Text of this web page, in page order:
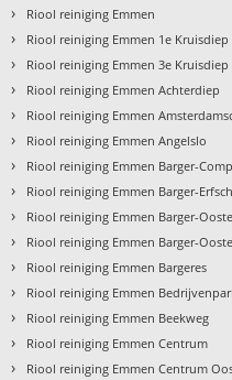
› Riool reiniging Emmen
› Riool reiniging Emmen 1e Kruisdiep
› Riool reiniging Emmen 3e Kruisdiep
› Riool reiniging Emmen Achterdiep
› Riool reiniging Emmen
› Riool reiniging Emmen Angelslo
› Riool reiniging Emmen Barger-
› Riool reiniging Emmen Barger-
› Riool reiniging Emmen Barger-
› Riool reiniging Emmen Barger-
› Riool reiniging Emmen Bargeres
› Riool reiniging Emmen
› Riool reiniging Emmen Beekweg
› Riool reiniging Emmen Centrum
› Riool reiniging Emmen Centrum